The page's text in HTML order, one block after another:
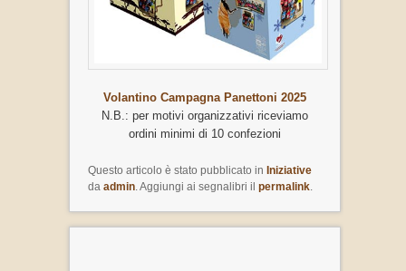
Volantino Campagna Panettoni 2025
N.B.: per motivi organizzativi riceviamo
ordini minimi di 10 confezioni
Questo articolo è stato pubblicato in Iniziative
da admin. Aggiungi ai segnalibri il permalink.